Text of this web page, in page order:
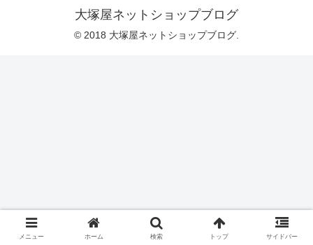
中でスパッと切って、たくさん並べてい
ます。輪切りひとつ分のサイズ感は、レ
モンとほとんど同じ直径約５センチで
す。＼ まっかなスイカ♪
大塚屋ネットショップブログ
© 2018 大塚屋ネットショップブログ.
メニュー ホーム 検索 トップ サイドバー